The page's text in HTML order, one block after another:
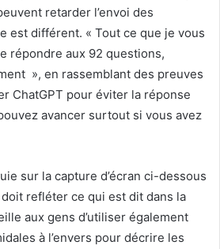
retarder l’envoi des
est différent. « Tout ce que je vous
répondre aux 92 questions,
», en rassemblant des preuves
ChatGPT pour éviter la réponse
avancer surtout si vous avez
sur la capture d’écran ci-dessous
refléter ce qui est dit dans la
aux gens d’utiliser également
à l’envers pour décrire les